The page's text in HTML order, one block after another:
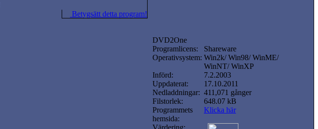
DVD2One
Programlicens:
Shareware
Operativsystem: Win2k/ Win98/ WinME/
WinNT/ WinXP
Införd:
7.2.2003
Uppdaterat:
17.10.2011
Nedladdningar: 411,071 gånger
Filstorlek:
648.07 kB
Programmets
hemsida:
Klicka här
Värdering:
Betygsätt detta program!